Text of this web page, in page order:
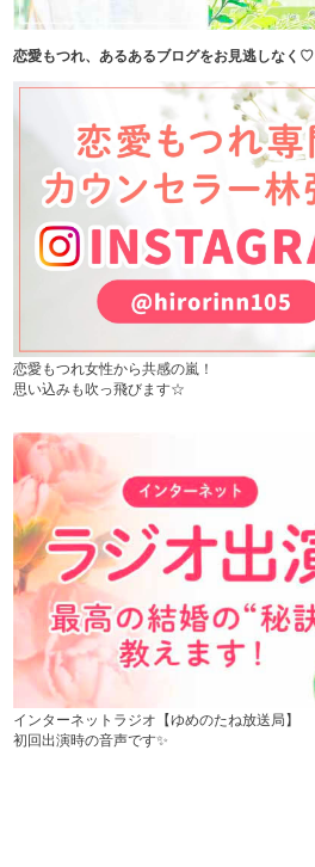
恋愛もつれ、あるあるブログをお見逃しなく♡
恋愛もつれ女性から共感の嵐！
思い込みも吹っ飛びます☆
インターネットラジオ【ゆめのたね放送局】
初回出演時の音声です✨